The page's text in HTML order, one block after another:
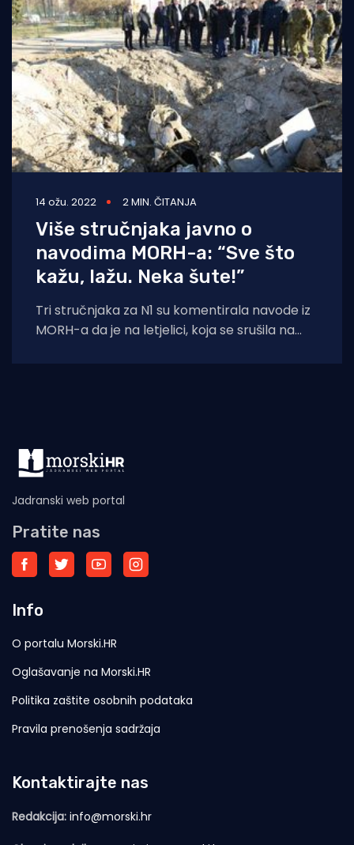
14 ožu. 2022 2 MIN. ČITANJA
Više stručnjaka javno o
navodima MORH-a: “Sve što
kažu, lažu. Neka šute!”
Tri stručnjaka za N1 su komentirala navode iz
MORH-a da je na letjelici, koja se srušila na
Jadranski web portal
Pratite nas
Info
O portalu Morski.HR
Oglašavanje na Morski.HR
Politika zaštite osobnih podataka
Pravila prenošenja sadržaja
Kontaktirajte nas
Redakcija: info@morski.hr